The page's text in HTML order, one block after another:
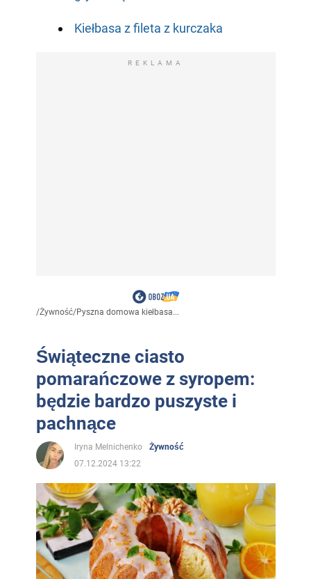
Kiełbasa z fileta z kurczaka
REKLAMA
/Żywność/Pyszna domowa kiełbasa...
Świąteczne ciasto
pomarańczowe z syropem:
będzie bardzo puszyste i
pachnące
Iryna Melnichenko
Żywność
07.12.2024 13:22